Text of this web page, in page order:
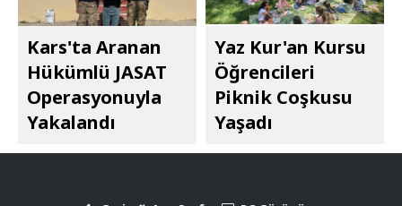
Kars'ta Aranan
Hükümlü JASAT
Operasyonuyla
Yakalandı
Yaz Kur'an Kursu
Öğrencileri
Piknik Coşkusu
Yaşadı